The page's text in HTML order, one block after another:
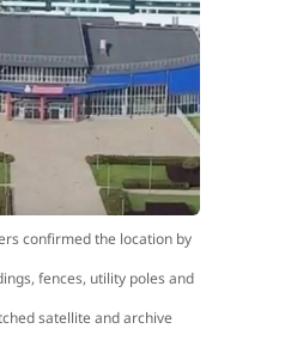
confirmed the location by
fences, utility poles and
satellite and archive